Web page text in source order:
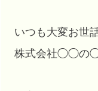
いつも大変お世
株式会社◯◯の